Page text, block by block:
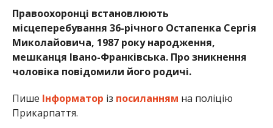
Правоохоронці встановлюють
місцеперебування 36-річного Остапенка Сергія
Миколайовича, 1987 року народження,
мешканця Івано-Франківська. Про зникнення
чоловіка повідомили його родичі.
Пише Інформатор із посиланням на поліцію
Прикарпаття.